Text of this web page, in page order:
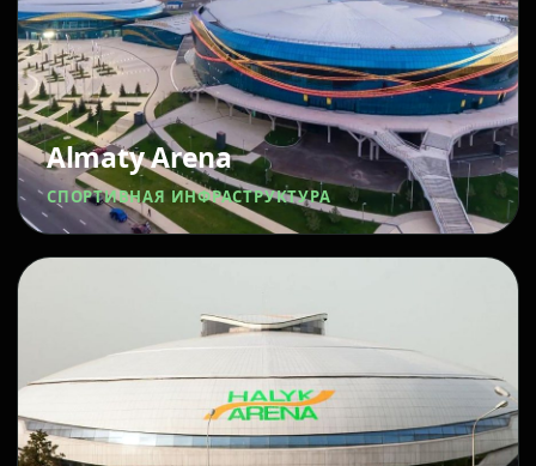
Almaty Arena
СПОРТИВНАЯ ИНФРАСТРУКТУРА